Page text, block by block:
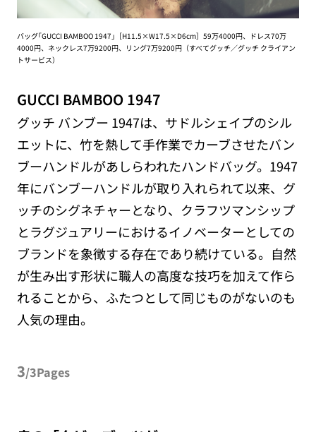
バッグ｢GUCCI BAMBOO 1947｣［H11.5×W17.5×D6cm］59万4000円、ドレス70万
4000円、ネックレス7万9200円、リング7万9200円（すべてグッチ／グッチ クライアン
トサービス）
GUCCI BAMBOO 1947
グッチ バンブー 1947は、サドルシェイプのシル
エットに、竹を熱して手作業でカーブさせたバン
ブーハンドルがあしらわれたハンドバッグ。1947
年にバンブーハンドルが取り入れられて以来、グ
ッチのシグネチャーとなり、クラフツマンシップ
とラグジュアリーにおけるイノベーターとしての
ブランドを象徴する存在であり続けている。自然
が生み出す形状に職人の高度な技巧を加えて作ら
れることから、ふたつとして同じものがないのも
人気の理由。
3/3Pages